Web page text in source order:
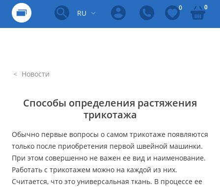
RU
0 0
Новости
Способы определения растяжения
трикотажа
Обычно первые вопросы о самом трикотаже появляются
только после приобретения первой швейной машинки.
При этом совершенно не важен ее вид и наименование.
Работать с трикотажем можно на каждой из них.
Считается, что это универсальная ткань. В процессе ее